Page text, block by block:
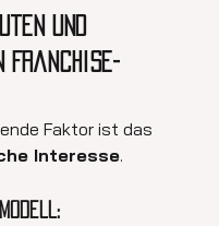
und
Franchise-
Faktor ist das
Interesse.